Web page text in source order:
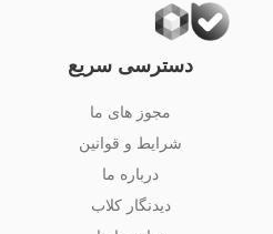
دسترسی سریع
مجوز های ما
شرایط و قوانین
درباره ما
دیدنگار کلاب